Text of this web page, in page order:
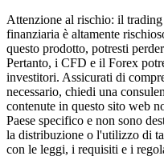
Attenzione al rischio: il
finanziaria è altamente
questo prodotto, potresti
Pertanto, i CFD e il Forex
investitori. Assicurati di
necessario, chiedi una
contenute in questo sito web
Paese specifico e non sono
la distribuzione o l'utilizzo di
con le leggi, i requisiti e i